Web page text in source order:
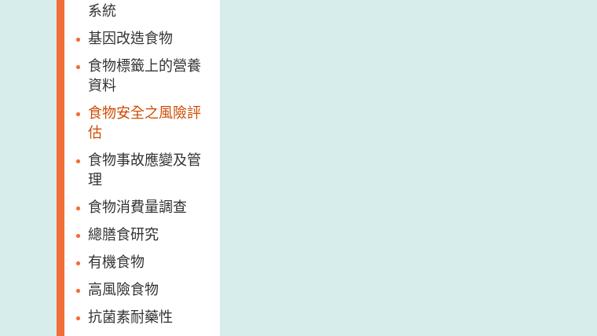
系統
基因改造食物
食物標籤上的營養
資料
食物安全之風險評
估
食物事故應變及管
理
食物消費量調查
總膳食研究
有機食物
高風險食物
抗菌素耐藥性